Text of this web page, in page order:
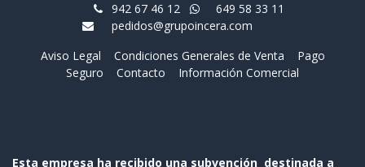
942 67 46 12
649 58 33 11
pedidos@grupoincera.com
Aviso Legal
Condiciones Generales de Venta
Pago
Seguro
Contacto Información Comercial
Esta empresa ha recibido una subvención destinada a